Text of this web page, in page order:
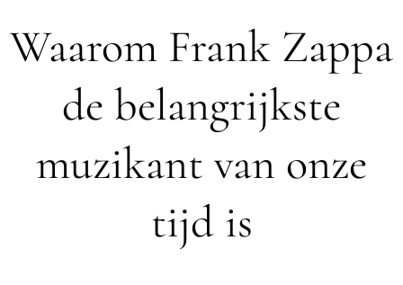
Waarom Frank Zappa
de belangrijkste
muzikant van onze
tijd is